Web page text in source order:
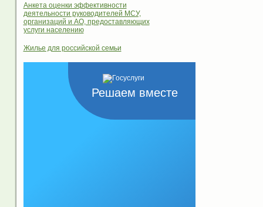
Анкета оценки эффективности
деятельности руководителей МСУ,
организаций и АО, предоставляющих
услуги населению
Жилье для российской семьи
Решаем вместе